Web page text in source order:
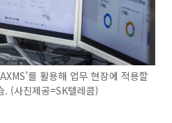
를 활용해 업무 현장에 적용할
. (사진제공=SK텔레콤)